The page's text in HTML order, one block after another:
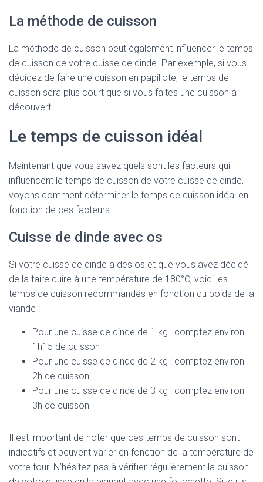
La méthode de cuisson
La méthode de cuisson peut également influencer le temps
de cuisson de votre cuisse de dinde. Par exemple, si vous
décidez de faire une cuisson en papillote, le temps de
cuisson sera plus court que si vous faites une cuisson à
découvert.
Le temps de cuisson idéal
Maintenant que vous savez quels sont les facteurs qui
influencent le temps de cuisson de votre cuisse de dinde,
voyons comment déterminer le temps de cuisson idéal en
fonction de ces facteurs.
Cuisse de dinde avec os
Si votre cuisse de dinde a des os et que vous avez décidé
de la faire cuire à une température de 180°C, voici les
temps de cuisson recommandés en fonction du poids de la
viande :
Pour une cuisse de dinde de 1 kg : comptez environ
1h15 de cuisson
Pour une cuisse de dinde de 2 kg : comptez environ
2h de cuisson
Pour une cuisse de dinde de 3 kg : comptez environ
3h de cuisson
Il est important de noter que ces temps de cuisson sont
indicatifs et peuvent varier en fonction de la température de
votre four. N’hésitez pas à vérifier régulièrement la cuisson